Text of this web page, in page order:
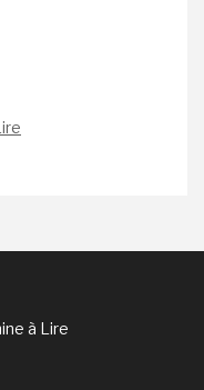
à Lire